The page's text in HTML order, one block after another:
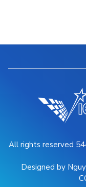
All rights reserved
Designed by